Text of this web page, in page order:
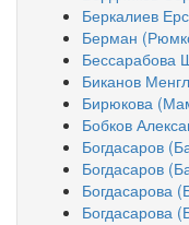
Беркалиев
Берман
Бессарабова
Биканов
Бирюкова
Бобков
Богдасаров
Богдасаров
Богдасарова
Богдасарова